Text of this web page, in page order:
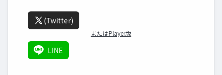
(Twitter)
またはPlayer版
LINE